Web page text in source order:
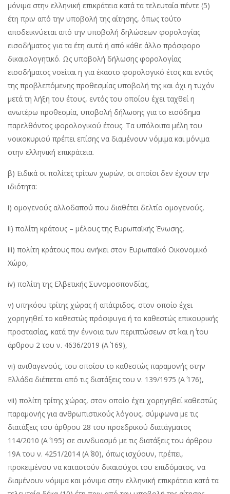
μόνιμα στην ελληνική επικράτεια κατά τα τελευταία πέντε (5)
έτη πριν από την υποβολή της αίτησης, όπως τούτο
αποδεικνύεται από την υποβολή δηλώσεων φορολογίας
εισοδήματος για τα έτη αυτά ή από κάθε άλλο πρόσφορο
δικαιολογητικό. Ως υποβολή δήλωσης φορολογίας
εισοδήματος νοείται η για έκαστο φορολογικό έτος και εντός
της προβλεπόμενης προθεσμίας υποβολή της και όχι η τυχόν
μετά τη λήξη του έτους, εντός του οποίου έχει ταχθεί η
ανωτέρω προθεσμία, υποβολή δήλωσης για το εισόδημα
παρελθόντος φορολογικού έτους. Τα υπόλοιπα μέλη του
νοικοκυριού πρέπει επίσης να διαμένουν νόμιμα και μόνιμα
στην ελληνική επικράτεια.
β) Ειδικά οι πολίτες τρίτων χωρών, οι οποίοι δεν έχουν την
ιδιότητα:
i) ομογενούς αλλοδαπού που διαθέτει δελτίο ομογενούς,
ii) πολίτη κράτους – μέλους της Ευρωπαϊκής Ένωσης,
iii) πολίτη κράτους που ανήκει στον Ευρωπαϊκό Οικονομικό
Χώρο,
iv) πολίτη της Ελβετικής Συνομοσπονδίας,
v) υπηκόου τρίτης χώρας ή απάτριδος, στον οποίο έχει
χορηγηθεί το καθεστώς πρόσφυγα ή το καθεστώς επικουρικής
προστασίας, κατά την έννοια των περιπτώσεων στ΄ και η΄ του
άρθρου 2 του ν. 4636/2019 (Α΄ 169),
vi) ανιθαγενούς, του οποίου το καθεστώς παραμονής στην
Ελλάδα διέπεται από τις διατάξεις του ν. 139/1975 (Α΄ 176),
vii) πολίτη τρίτης χώρας, στον οποίο έχει χορηγηθεί καθεστώς
παραμονής για ανθρωπιστικούς λόγους, σύμφωνα με τις
διατάξεις του άρθρου 28 του προεδρικού διατάγματος
114/2010 (Α΄ 195) σε συνδυασμό με τις διατάξεις του άρθρου
19Α του ν. 4251/2014 (Α΄ 80), όπως ισχύουν, πρέπει,
προκειμένου να καταστούν δικαιούχοι του επιδόματος, να
διαμένουν νόμιμα και μόνιμα στην ελληνική επικράτεια κατά τα